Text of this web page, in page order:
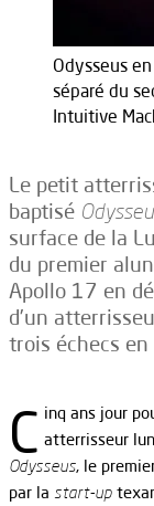
Odysseus
séparé du
Intuitive
Le petit
baptisé
surface de la
du premier
Apollo 17 en
d’un
trois échecs en
C inq ans jour
atterrisseur
Odysseus, le
par la start-up